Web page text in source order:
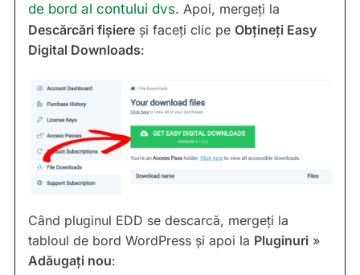
de bord al contului dvs. Apoi, mergeți la
Descărcări fișiere și faceți clic pe Obțineți Easy
Digital Downloads:
Când pluginul EDD se descarcă, mergeți la
tabloul de bord WordPress și apoi la Pluginuri »
Adăugați nou: